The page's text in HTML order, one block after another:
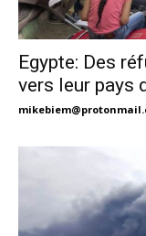
Egypte: Des
vers leur pays